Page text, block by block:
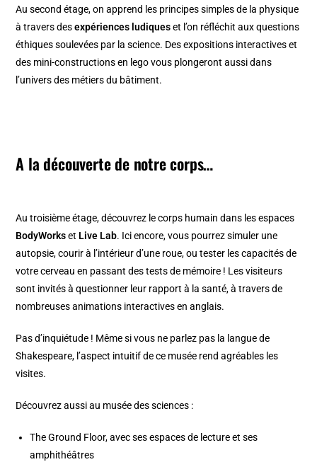
Au second étage, on apprend les principes simples de la physique
à travers desexpériences ludiqueset l’on réfléchit aux questions
éthiques soulevées par la science. Des expositions interactives et
des mini-constructions en lego vous plongeront aussi dans
l’univers des métiers du bâtiment.
A la découverte de notre corps…
Au troisième étage, découvrez le corps humain dans les espaces
BodyWorkset Live Lab. Ici encore, vous pourrez simuler une
autopsie, courir à l’intérieur d’une roue, ou tester les capacités de
votre cerveau en passant des tests de mémoire ! Les visiteurs
sont invités à questionner leur rapport à la santé, à travers de
nombreuses animations interactives en anglais.
Pas d’inquiétude ! Même si vous ne parlez pas la langue de
Shakespeare, l’aspect intuitif de ce musée rend agréables les
visites.
Découvrez aussi au musée des sciences :
The Ground Floor, avec ses espaces de lecture et ses
amphithéâtres